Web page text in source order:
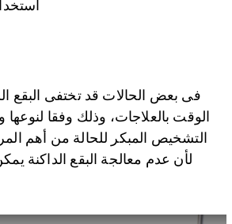
فى بعض الحالات قد تختفى البقع
الوقت بالعلاجات، وذلك وفقا لنوعها
التشخيص المبكر للحالة من أهم
لأن عدم معالجة البقع الداكنة